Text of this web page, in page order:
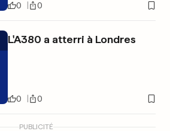
0 0
L'A380 a atterri à Londres
0 0
PUBLICITÉ